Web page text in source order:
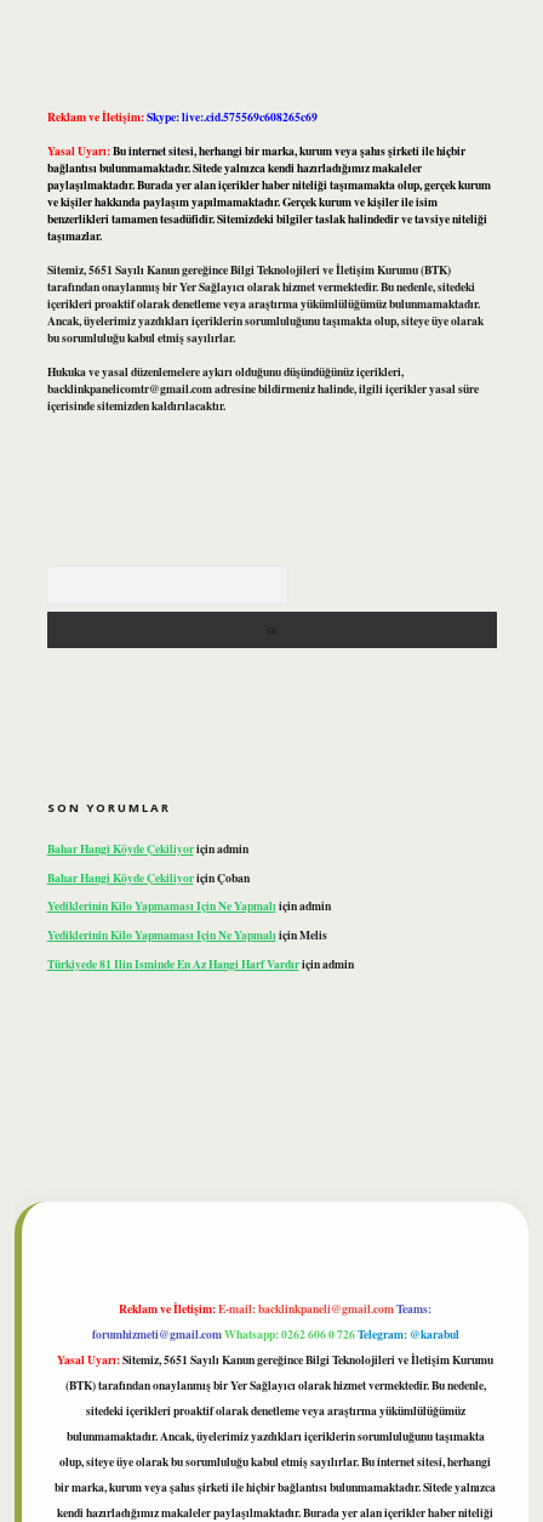
Reklam ve İletişim:Skype: live:.cid.575569c608265c69
Yasal Uyarı:Bu internet sitesi, herhangi bir marka, kurum veya şahıs şirketi ile hiçbir
bağlantısı bulunmamaktadır. Sitede yalnızca kendi hazırladığımız makaleler
paylaşılmaktadır. Burada yer alan içerikler haber niteliği taşımamakta olup, gerçek kurum
ve kişiler hakkında paylaşım yapılmamaktadır. Gerçek kurum ve kişiler ile isim
benzerlikleri tamamen tesadüfidir. Sitemizdeki bilgiler taslak halindedir ve tavsiye niteliği
taşımazlar.
Sitemiz, 5651 Sayılı Kanun gereğince Bilgi Teknolojileri ve İletişim Kurumu (BTK)
tarafından onaylanmış bir Yer Sağlayıcı olarak hizmet vermektedir. Bu nedenle, sitedeki
içerikleri proaktif olarak denetleme veya araştırma yükümlülüğümüz bulunmamaktadır.
Ancak, üyelerimiz yazdıkları içeriklerin sorumluluğunu taşımakta olup, siteye üye olarak
bu sorumluluğu kabul etmiş sayılırlar.
Hukuka ve yasal düzenlemelere aykırı olduğunu düşündüğünüz içerikleri,
backlinkpanelicomtr@gmail.comadresine bildirmeniz halinde, ilgili içerikler yasal süre
içerisinde sitemizden kaldırılacaktır.
SON YORUMLAR
Bahar Hangi Köyde Çekiliyoriçinadmin
Bahar Hangi Köyde ÇekiliyoriçinÇoban
Yediklerinin Kilo Yapmaması Için Ne Yapmalıiçinadmin
Yediklerinin Kilo Yapmaması Için Ne YapmalıiçinMelis
Türkiyede 81 Ilin Isminde En Az Hangi Harf Vardıriçinadmin
Reklam ve İletişim:E-mail:backlinkpaneli@gmail.comTeams:
forumhizmeti@gmail.comWhatsapp: 0262 606 0 726Telegram: @karabul
Yasal Uyarı:Sitemiz, 5651 Sayılı Kanun gereğince Bilgi Teknolojileri ve İletişim Kurumu
(BTK) tarafından onaylanmış bir Yer Sağlayıcı olarak hizmet vermektedir. Bu nedenle,
sitedeki içerikleri proaktif olarak denetleme veya araştırma yükümlülüğümüz
bulunmamaktadır. Ancak, üyelerimiz yazdıkları içeriklerin sorumluluğunu taşımakta
olup, siteye üye olarak bu sorumluluğu kabul etmiş sayılırlar. Bu internet sitesi, herhangi
bir marka, kurum veya şahıs şirketi ile hiçbir bağlantısı bulunmamaktadır. Sitede yalnızca
kendi hazırladığımız makaleler paylaşılmaktadır. Burada yer alan içerikler haber niteliği